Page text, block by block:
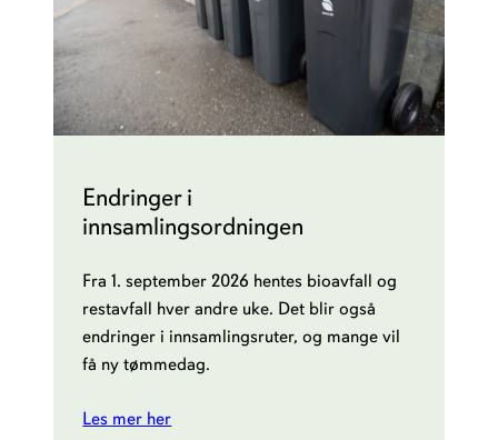
Endringer i
innsamlingsordningen
Fra 1. september 2026 hentes bioavfall og
restavfall hver andre uke. Det blir også
endringer i innsamlingsruter, og mange vil
få ny tømmedag.
Les mer her